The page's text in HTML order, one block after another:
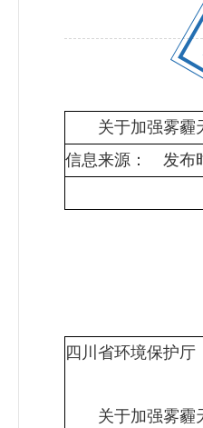
关于加强雾霾天
信息来源： 发布
四川省环境保护厅
关于加强雾霾天